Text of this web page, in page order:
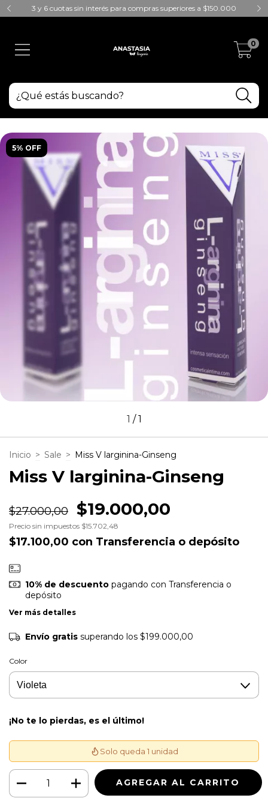
3 y 6 cuotas sin interés para compras superiores a $150.000
0
5% OFF
1 /1
Inicio > Sale > Miss V larginina-Ginseng
Miss V larginina-Ginseng
$27.000,00 $19.000,00
Precio sin impuestos $15.702,48
$17.100,00 con Transferencia o depósito
10% de descuentopagando con Transferencia o
depósito
Ver más detalles
Envío gratis superando los $199.000,00
Color
¡No te lo pierdas, es el último!
Solo queda 1 unidad